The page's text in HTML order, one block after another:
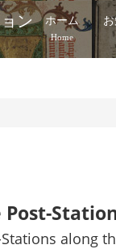
ン ホーム
Home
along